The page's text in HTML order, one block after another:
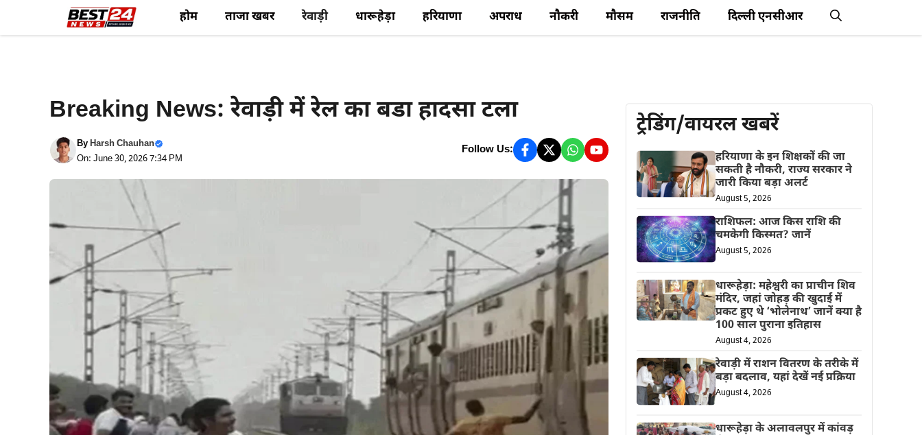
होम ताजा खबर रेवाड़ी धारूहेड़ा हरियाणा अपराध नौकरी मौसम राजनीति दिल्ली एनसीआर
Breaking News: रेवाड़ी में रेल का बडा हादसा टला
ByHarsh Chauhan
On: June 30, 2026 7:34 PM
Follow Us:
ट्रेडिंग/वायरल खबरें
हरियाणा के इन शिक्षकों की जा
सकती है नौकरी, राज्य सरकार ने
जारी किया बड़ा अलर्ट
August 5, 2026
राशिफल: आज किस राशि की
चमकेगी किस्मत? जानें
August 5, 2026
धारूहेड़ा: महेश्वरी का प्राचीन शिव
मंदिर, जहां जोहड़ की खुदाई में
प्रकट हुए थे ‘भोलेनाथ’ जानें क्या है
100 साल पुराना इतिहास
August 4, 2026
रेवाड़ी में राशन वितरण के तरीके में
बड़ा बदलाव, यहां देखें नई प्रक्रिया
August 4, 2026
धारूहेड़ा के अलावलपुर में कांवड़